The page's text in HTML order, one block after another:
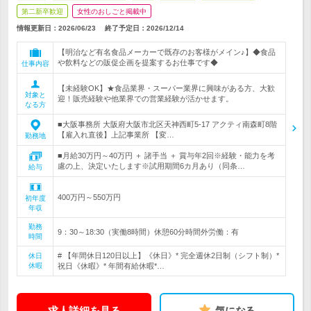
第二新卒歓迎 女性のおしごと掲載中
情報更新日：2026/06/23 終了予定日： 2026/12/14
仕事内容
【明治など有名食品メーカーで既存のお客様がメイン♪】◆食品
や飲料などの販促企画を提案するお仕事です◆
対象と
なる方
【未経験OK】★食品業界・スーパー業界に興味がある方、大歓
迎！販売経験や他業界での営業経験が活かせます。
勤務地
■大阪事務所 大阪府大阪市北区天神西町5-17 アクティ南森町8階
【雇入れ直後】上記事業所 【変…
給与
■月給30万円～40万円 ＋ 諸手当 ＋ 賞与年2回※経験・能力を考
慮の上、決定いたします※試用期間6カ月あり（同条…
初年度
年収
400万円～550万円
勤務
時間
9：30～18:30（実働8時間）休憩60分時間外労働：有
休日
休暇
# 【年間休日120日以上】《休日》* 完全週休2日制（シフト制）*
祝日《休暇》* 年間有給休暇*…